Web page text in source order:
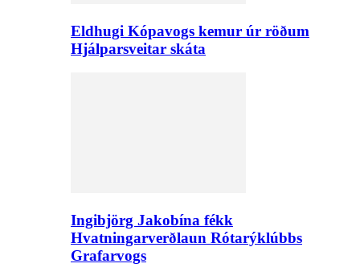
Eldhugi Kópavogs kemur úr röðum
Hjálparsveitar skáta
Ingibjörg Jakobína fékk
Hvatningarverðlaun Rótarýklúbbs
Grafarvogs